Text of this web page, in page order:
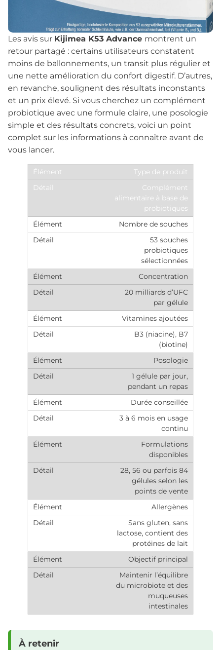
Les avis sur Kijimea K53 Advance montrent un
retour partagé : certains utilisateurs constatent
moins de ballonnements, un transit plus régulier et
une nette amélioration du confort digestif. D’autres,
en revanche, soulignent des résultats inconstants
et un prix élevé. Si vous cherchez un complément
probiotique avec une formule claire, une posologie
simple et des résultats concrets, voici un point
complet sur les informations à connaître avant de
vous lancer.
Type de produit
Complément
alimentaire à base de
probiotiques
Nombre de souches
53 souches
probiotiques
sélectionnées
Concentration
20 milliards d’UFC
par gélule
Vitamines ajoutées
B3 (niacine), B7
(biotine)
Posologie
1 gélule par jour,
pendant un repas
Durée conseillée
3 à 6 mois en usage
continu
Formulations
disponibles
28, 56 ou parfois 84
gélules selon les
points de vente
Allergènes
Sans gluten, sans
lactose, contient des
protéines de lait
Objectif principal
Maintenir l’équilibre
du microbiote et des
muqueuses
intestinales
À retenir